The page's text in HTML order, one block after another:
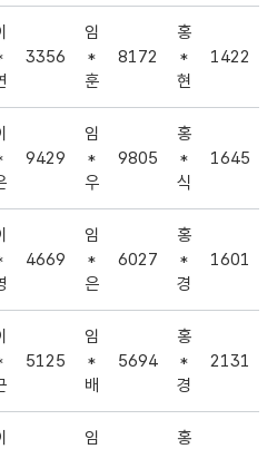
3356
임
*
훈
8172
홍
*
현
1422
9429
임
*
우
9805
홍
*
식
1645
4669
임
*
은
6027
홍
*
경
1601
5125
임
*
배
5694
홍
*
경
2131
임
홍